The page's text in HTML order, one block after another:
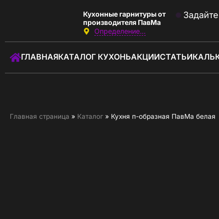
Кухонные гарнитуры от
производителя ПавМа
Определение...
ГЛАВНАЯКАТАЛОГ КУХОНЬАКЦИИСТАТЬИ
Главная страница » Каталог » Кухня п-образная ПавМа белая
Звоните:с 10:00 до 22:00